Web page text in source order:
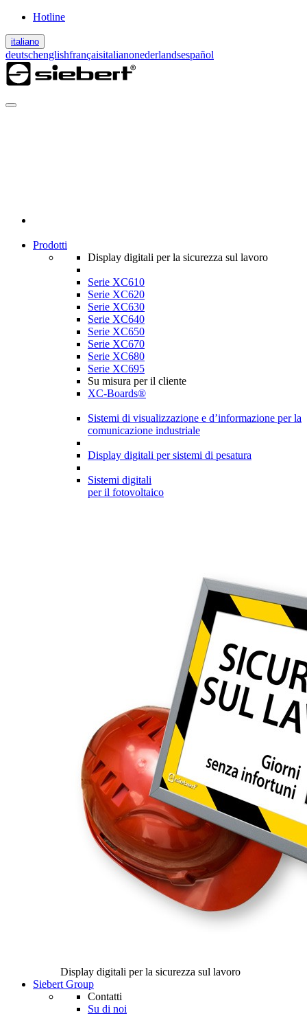
Hotline
italiano
deutschenglishfrançaisitalianonederlandsespañol
Prodotti
Display digitali per la sicurezza sul lavoro
Serie XC610
Serie XC620
Serie XC630
Serie XC640
Serie XC650
Serie XC670
Serie XC680
Serie XC695
Su misura per il cliente
XC-Boards®
Sistemi di visualizzazione e d’informazione per la
comunicazione industriale
Display digitali per sistemi di pesatura
Sistemi digitali
per il fotovoltaico
Display digitali per la sicurezza sul lavoro
Siebert Group
Contatti
Su di noi